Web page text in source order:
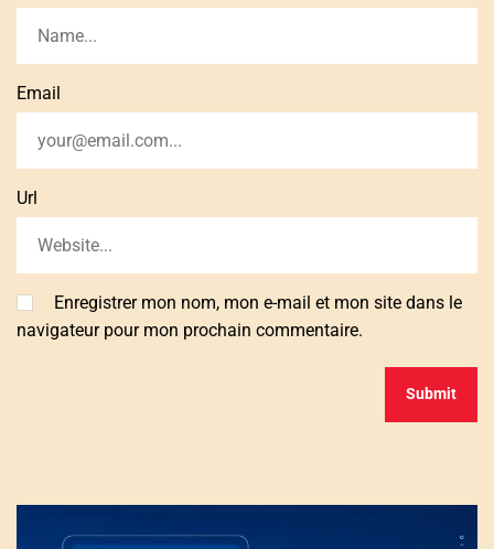
Email
Url
Enregistrer mon nom, mon e-mail et mon site dans le
navigateur pour mon prochain commentaire.